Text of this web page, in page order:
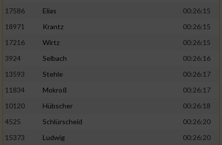
17586
Elias
00:26:15
18971
Krantz
00:26:15
17216
Wirtz
00:26:15
3924
Selbach
00:26:16
13593
Stehle
00:26:17
11834
Mokroß
00:26:17
10120
Hübscher
00:26:18
4525
Schlürscheid
00:26:20
15373
Ludwig
00:26:20